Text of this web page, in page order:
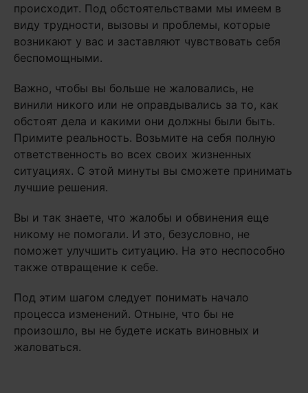
происходит. Под обстоятельствами мы имеем в
виду трудности, вызовы и проблемы, которые
возникают у вас и заставляют чувствовать себя
беспомощными.
Важно, чтобы вы больше не жаловались, не
винили никого или не оправдывались за то, как
обстоят дела и какими они должны были быть.
Примите реальность. Возьмите на себя полную
ответственность во всех своих жизненных
ситуациях. С этой минуты вы сможете принимать
лучшие решения.
Вы и так знаете, что жалобы и обвинения еще
никому не помогали. И это, безусловно, не
поможет улучшить ситуацию. На это неспособно
также отвращение к себе.
Под этим шагом следует понимать начало
процесса изменений. Отныне, что бы не
произошло, вы не будете искать виновных и
жаловаться.